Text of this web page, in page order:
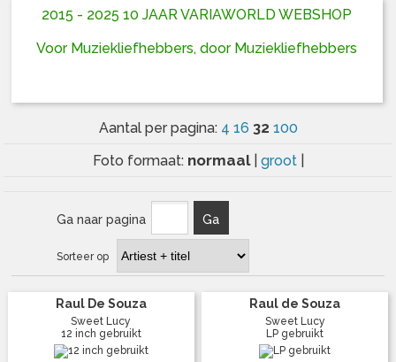
2015 - 2025 10 JAAR VARIAWORLD WEBSHOP
Voor Muziekliefhebbers, door Muziekliefhebbers
Aantal per pagina: 4 16 32 100
Foto formaat: normaal groot
Ga naar pagina Ga
Sorteer op
Raul De Souza
Sweet Lucy
12 inch gebruikt
Raul de Souza
Sweet Lucy
LP gebruikt